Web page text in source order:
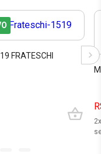
FRATESCHI
2